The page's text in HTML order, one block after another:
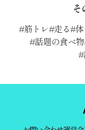
筋トレ 走る
話題の食べ物